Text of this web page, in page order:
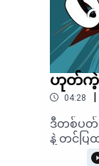
ဟုတ်ကဲ့
04:28 |
ဒီတစ်ပတ်
နဲ့ တင်ပြ